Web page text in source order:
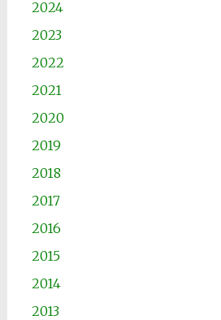
2024
2023
2022
2021
2020
2019
2018
2017
2016
2015
2014
2013